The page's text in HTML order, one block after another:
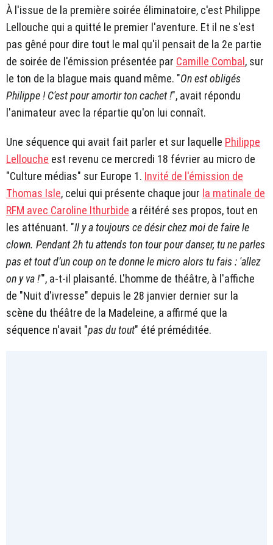
À l'issue de la première soirée éliminatoire, c'est Philippe
Lellouche qui a quitté le premier l'aventure. Et il ne s'est
pas gêné pour dire tout le mal qu'il pensait de la 2e partie
de soirée de l'émission présentée par Camille Combal , sur
le ton de la blague mais quand même. "On est obligés
Philippe ! C'est pour amortir ton cachet !", avait répondu
l'animateur avec la répartie qu'on lui connaît.
Une séquence qui avait fait parler et sur laquelle Philippe
Lellouche est revenu ce mercredi 18 février au micro de
"Culture médias" sur Europe 1. Invité de l'émission de
Thomas Isle, celui qui présente chaque jour la matinale de
RFM avec Caroline Ithurbide a réitéré ses propos, tout en
les atténuant. "Il y a toujours ce désir chez moi de faire le
clown. Pendant 2h tu attends ton tour pour danser, tu ne parles
pas et tout d’un coup on te donne le micro alors tu fais : 'allez
on y va !'", a-t-il plaisanté. L'homme de théâtre, à l'affiche
de "Nuit d'ivresse" depuis le 28 janvier dernier sur la
scène du théâtre de la Madeleine, a affirmé que la
séquence n'avait "pas du tout" été préméditée.